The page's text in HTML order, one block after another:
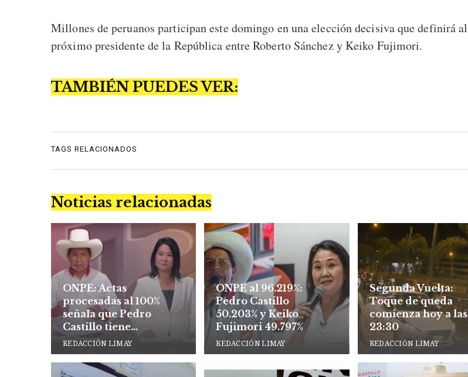
Millones de peruanos participan este domingo en una elección decisiva que definirá al
próximo presidente de la República entre Roberto Sánchez y Keiko Fujimori.
TAMBIÉN PUEDES VER:
TAGS RELACIONADOS
Noticias relacionadas
ONPE: Actas
procesadas al 100%
señala que Pedro
Castillo tiene
50.198% y Keiko
Fujimori 49.802%
REDACCIÓN LIMAY
ONPE al 96.219%:
Pedro Castillo
50.203% y Keiko
Fujimori 49.797%
REDACCIÓN LIMAY
Segunda Vuelta:
Toque de queda
comienza hoy a las
23:30
REDACCIÓN LIMAY